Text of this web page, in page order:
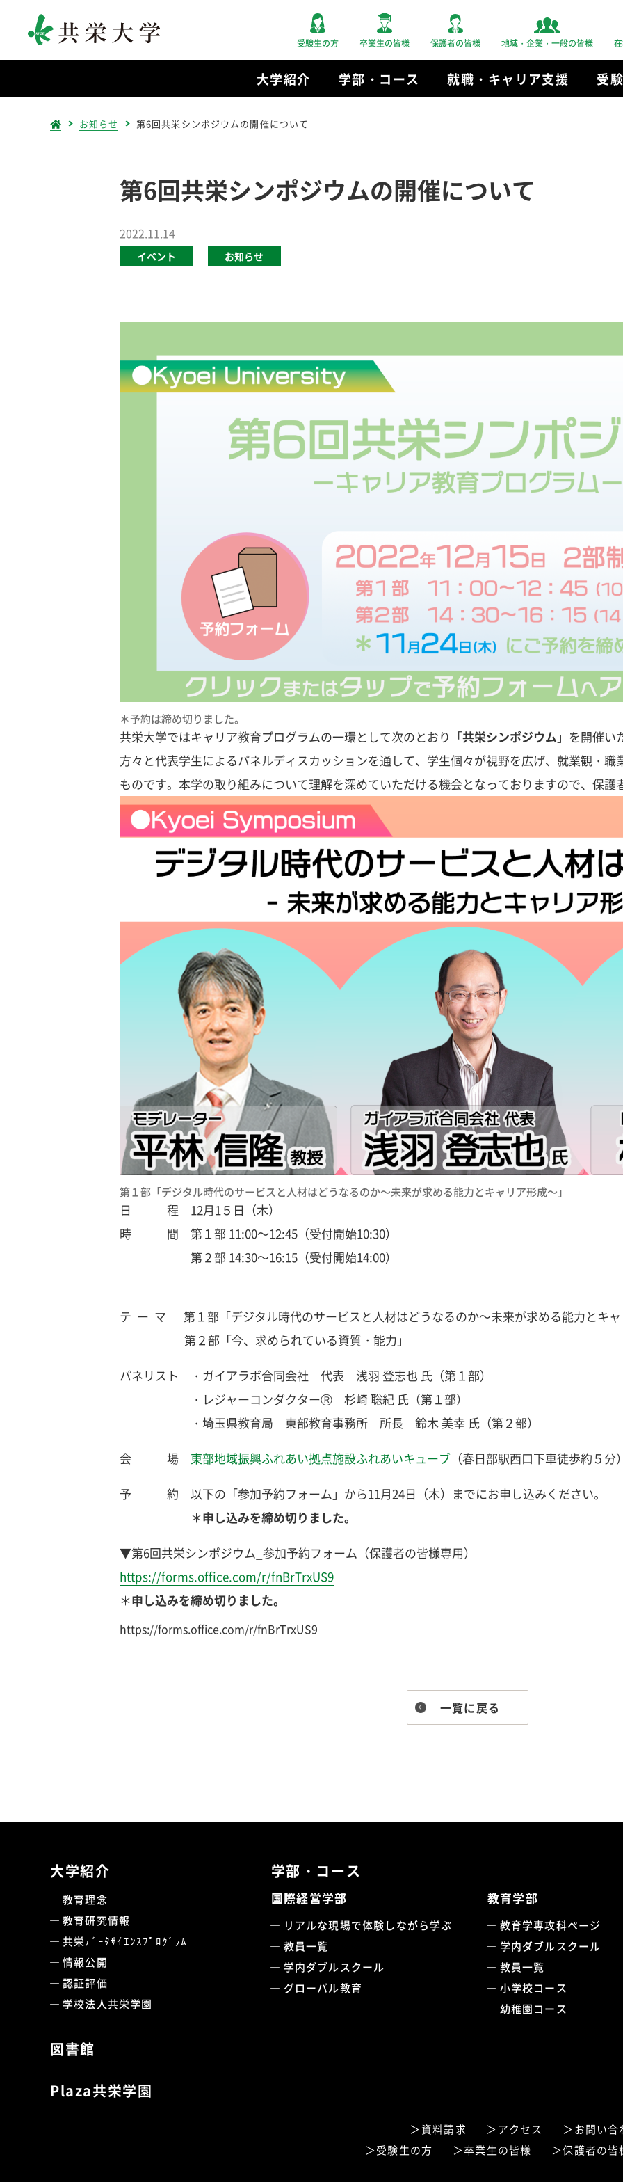
受験生の方 卒業生の皆様 保護者の皆様 地域・企業・一般の皆様
大学紹介 学部・コース 就職・キャリア支援 受
お知らせ 第6回共栄シンポジウムの開催について
第6回共栄シンポジウムの開催について
2022.11.14
イベント お知らせ
＊予約は締め切りました。
共栄大学ではキャリア教育プログラムの一環として次のとおり「共栄シンポジウム 」を開催い
方々と代表学生によるパネルディスカッションを通して、学生個々が視野を広げ、就業観・
ものです。本学の取り組みについて理解を深めていただける機会となっておりますので、保護
第１部「デジタル時代のサービスと人材はどうなるのか～未来が求める能力とキャリア形成～」
日 程 12月1５日（木）
時 間 第１部 11:00～12:45（受付開始10:30）
第２部 14:30～16:15（受付開始14:00）
テ ー マ 第１部「デジタル時代のサービスと人材はどうなるのか～未来が求める能力とキャ
第２部「今、求められている資質・能力」
パネリスト ・ガイアラボ合同会社 代表 浅羽 登志也 氏（第１部）
・レジャーコンダクターⓇ 杉崎 聡紀 氏（第１部）
・埼玉県教育局 東部教育事務所 所長 鈴木 美幸 氏（第２部）
会 場 東部地域振興ふれあい拠点施設ふれあいキューブ （春日部駅西口下車徒歩約５分）
予 約 以下の「参加予約フォーム」から11月24日（木）までにお申し込みください。
＊申し込みを締め切りました。
▼第6回共栄シンポジウム_参加予約フォーム（保護者の皆様専用）
https://forms.office.com/r/fnBrTrxUS9
＊申し込みを締め切りました。
https://forms.office.com/r/fnBrTrxUS9
一覧に戻る
大学紹介
教育理念
教育研究情報
共栄ﾃﾞｰﾀｻｲｴﾝｽﾌﾟﾛｸﾞﾗﾑ
情報公開
認証評価
学校法人共栄学園
図書館
Plaza共栄学園
学部・コース
国際経営学部
リアルな現場で体験しながら学ぶ
教員一覧
学内ダブルスクール
グローバル教育
教育学部
教育学専攻科ページ
学内ダブルスクール
教員一覧
小学校コース
幼稚園コース
資料請求 アクセス お問い合
受験生の方
卒業生の皆様 保護者の皆